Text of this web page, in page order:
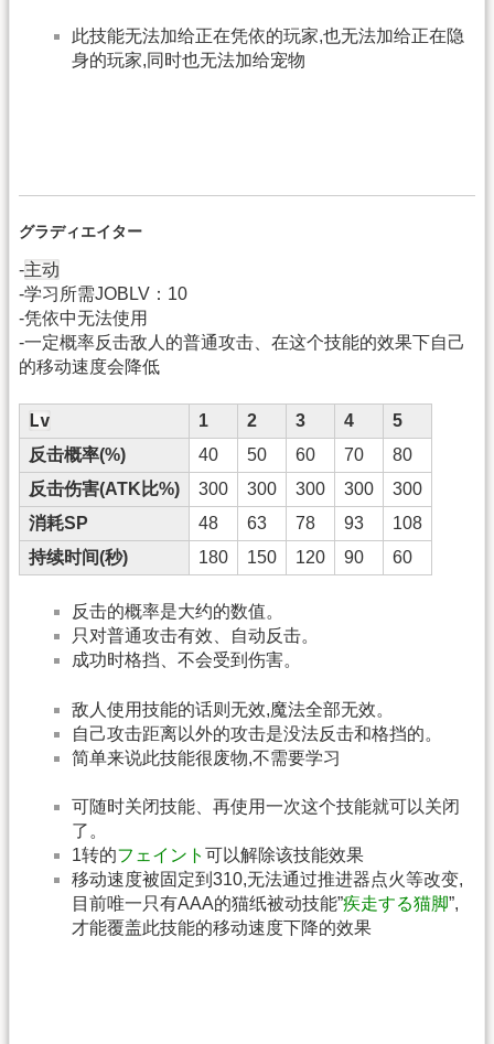
此技能无法加给正在凭依的玩家,也无法加给正在隐
身的玩家,同时也无法加给宠物
グラディエイター
-主动
-学习所需JOBLV：10
-凭依中无法使用
-一定概率反击敌人的普通攻击、在这个技能的效果下自己
的移动速度会降低
Lv 1 2 3 4
5
反击概率(%)
40 50 60 70
80
反击伤害(ATK比%)
300 300 300 300
300
消耗SP
48 63 78 93
108
持续时间(秒)
180 150 120 90 60
反击的概率是大约的数值。
只对普通攻击有效、自动反击。
成功时格挡、不会受到伤害。
敌人使用技能的话则无效,魔法全部无效。
自己攻击距离以外的攻击是没法反击和格挡的。
简单来说此技能很废物,不需要学习
可随时关闭技能、再使用一次这个技能就可以关闭
了。
1转的フェイント 可以解除该技能效果
移动速度被固定到310,无法通过推进器点火等改变,
目前唯一只有AAA的猫纸被动技能”疾走する猫脚”,
才能覆盖此技能的移动速度下降的效果